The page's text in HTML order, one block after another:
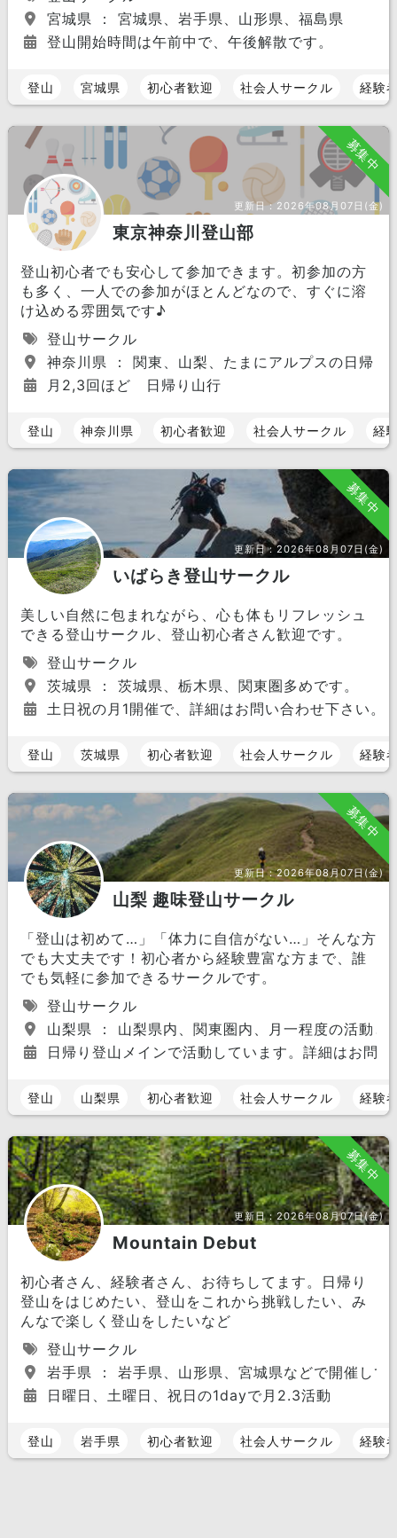
宮城県 ： 宮城県、岩手県、山形県、福島県
登山開始時間は午前中で、午後解散です。
登山 宮城県 初心者歓迎 社会人サークル 経験
募集中
更新日：2026年08月07日(金)
東京神奈川登山部
登山初心者でも安心して参加できます。初参加の方
も多く、一人での参加がほとんどなので、すぐに溶
け込める雰囲気です♪
登山サークル
神奈川県 ： 関東、山梨、たまにアルプスの日帰り
月2,3回ほど 日帰り山行
登山 神奈川県 初心者歓迎 社会人サークル 経
募集中
更新日：2026年08月07日(金)
いばらき登山サークル
美しい自然に包まれながら、心も体もリフレッシュ
できる登山サークル、登山初心者さん歓迎です。
登山サークル
茨城県 ： 茨城県、栃木県、関東圏多めです。
土日祝の月1開催で、詳細はお問い合わせ下さい。
登山 茨城県 初心者歓迎 社会人サークル 経験
募集中
更新日：2026年08月07日(金)
山梨 趣味登山サークル
「登山は初めて…」「体力に自信がない…」そんな方
でも大丈夫です！初心者から経験豊富な方まで、誰
でも気軽に参加できるサークルです。
登山サークル
山梨県 ： 山梨県内、関東圏内、月一程度の活動と
日帰り登山メインで活動しています。詳細はお問
登山 山梨県 初心者歓迎 社会人サークル 経験
募集中
更新日：2026年08月07日(金)
Mountain Debut
初心者さん、経験者さん、お待ちしてます。日帰り
登山をはじめたい、登山をこれから挑戦したい、み
んなで楽しく登山をしたいなど
登山サークル
岩手県 ： 岩手県、山形県、宮城県などで開催して
日曜日、土曜日、祝日の1dayで月2.3活動
登山 岩手県 初心者歓迎 社会人サークル 経験